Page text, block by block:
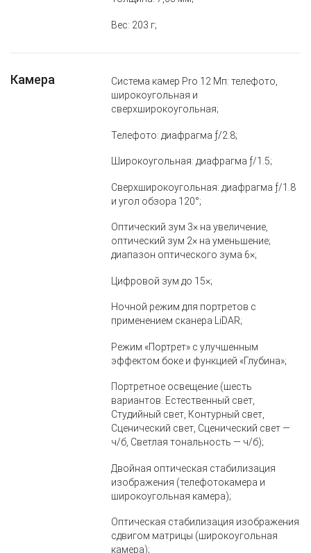
Вес: 203 г;
Камера
Система камер Pro 12 Мп: телефото,
широкоугольная и
сверхширокоугольная;
Телефото: диафрагма ƒ/2.8;
Широкоугольная: диафрагма ƒ/1.5;
Сверхширокоугольная: диафрагма ƒ/1.8
и угол обзора 120°;
Оптический зум 3× на увеличение,
оптический зум 2× на уменьшение;
диапазон оптического зума 6×;
Цифровой зум до 15×;
Ночной режим для портретов с
применением сканера LiDAR;
Режим «Портрет» с улучшенным
эффектом боке и функцией «Глубина»;
Портретное освещение (шесть
вариантов: Естественный свет,
Студийный свет, Контурный свет,
Сценический свет, Сценический свет —
ч/б, Светлая тональность — ч/б);
Двойная оптическая стабилизация
изображения (телефотокамера и
широкоугольная камера);
Оптическая стабилизация изображения
сдвигом матрицы (широкоугольная
камера);